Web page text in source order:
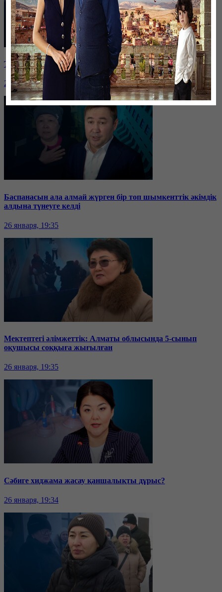
Таразда ТЭЦ қызметкерлері жалақы көтеруді талап етті
26 января, 19:36
Баспанасын ала алмай жүрген бір топ шымкенттік әкімдік
алдына түнеуге келді
26 января, 19:35
Мектептегі әлімжеттік: Алматы облысында 5-сынып
оқушысы соққыға жығылған
26 января, 19:35
Сәбиге хиджама жасау қаншалықты дұрыс?
26 января, 19:34